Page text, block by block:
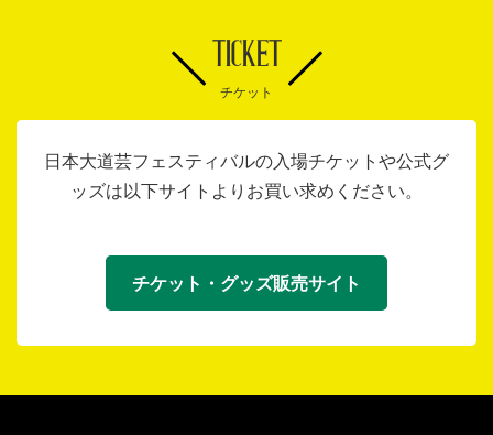
TICKET
チケット
日本大道芸フェスティバルの入場チケットや公式グ
ッズは以下サイトよりお買い求めください。
チケット・グッズ販売サイト